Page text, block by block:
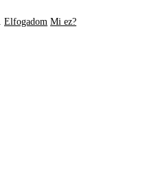
Elfogadom Mi ez?